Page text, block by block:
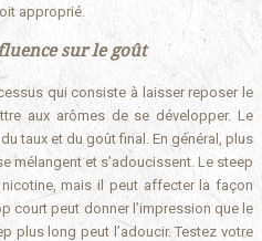
approprié.
sur le goût
qui consiste à laisser reposer le
aux arômes de se développer. Le
taux et du goût final. En général, plus
mélangent et s’adoucissent. Le steep
mais il peut affecter la façon
court peut donner l’impression que le
plus long peut l’adoucir. Testez votre